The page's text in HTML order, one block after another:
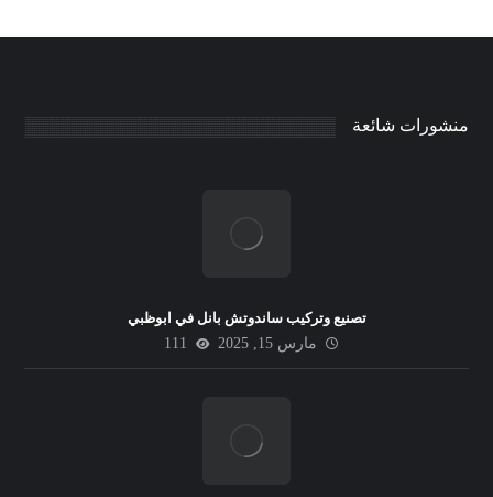
منشورات شائعة
تصنيع وتركيب ساندوتش بانل في ابوظبي
مارس 15, 2025
111